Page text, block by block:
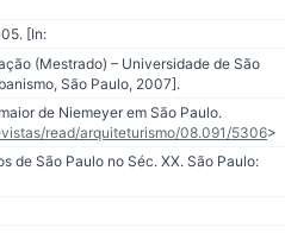
[In:
(Mestrado) – Universidade de São
São Paulo, 2007].
de Niemeyer em São Paulo.
read/arquiteturismo/08.091/5306>
de São Paulo no Séc. XX. São Paulo: